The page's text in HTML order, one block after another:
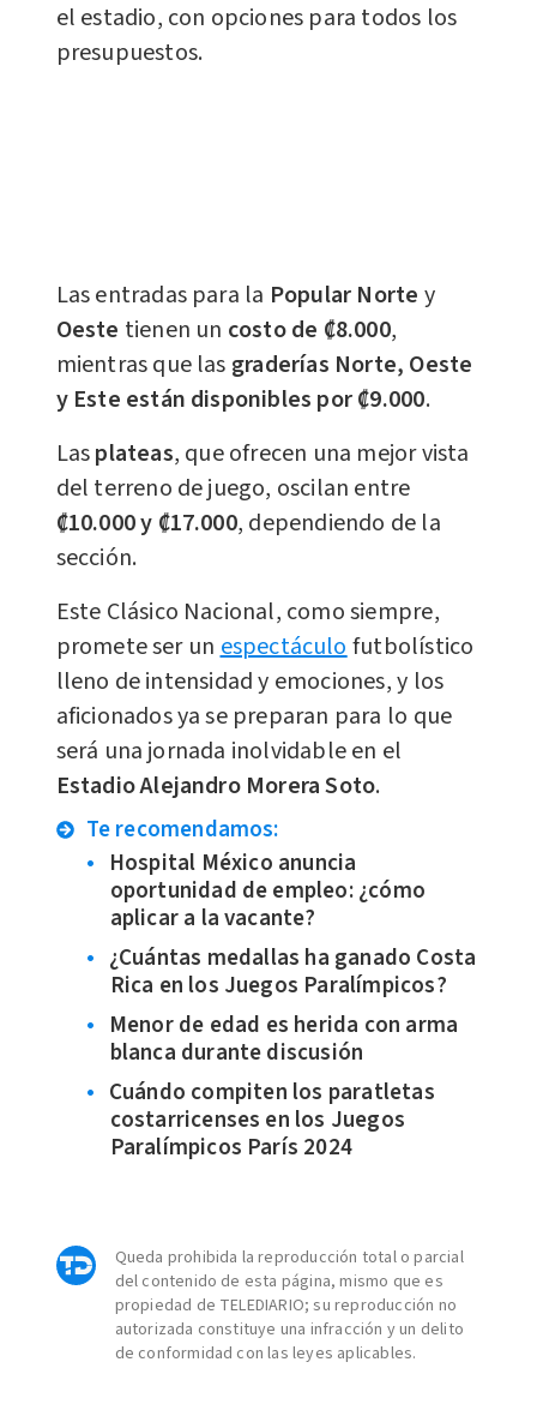
el estadio, con opciones para todos los
presupuestos.
Las entradas para la Popular Norte y
Oeste tienen un costo de ₡8.000,
mientras que las graderías Norte, Oeste
y Este están disponibles por ₡9.000.
Lasplateas, que ofrecen una mejor vista
del terreno de juego, oscilan entre
₡10.000 y ₡17.000, dependiendo de la
sección.
Este Clásico Nacional, como siempre,
promete ser unespectáculofutbolístico
lleno de intensidad y emociones, y los
aficionados ya se preparan para lo que
será una jornada inolvidable en el
Estadio Alejandro Morera Soto.
Te recomendamos:
Hospital México anuncia
oportunidad de empleo: ¿cómo
aplicar a la vacante?
¿Cuántas medallas ha ganado Costa
Rica en los Juegos Paralímpicos?
Menor de edad es herida con arma
blanca durante discusión
Cuándo compiten los paratletas
costarricenses en los Juegos
Paralímpicos París 2024
Queda prohibida la reproducción total o parcial
del contenido de esta página, mismo que es
propiedad de TELEDIARIO; su reproducción no
autorizada constituye una infracción y un delito
de conformidad con las leyes aplicables.